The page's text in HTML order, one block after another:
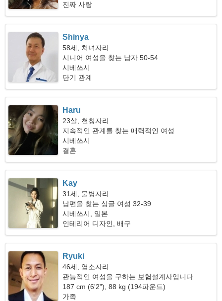
진짜 사랑
Shinya
58세, 처녀자리
시니어 여성을 찾는 남자 50-54
시베쓰시
단기 관계
Haru
23살, 천칭자리
지속적인 관계를 찾는 매력적인 여성
시베쓰시
결혼
Kay
31세, 물병자리
남편을 찾는 싱글 여성 32-39
시베쓰시, 일본
인테리어 디자인, 배구
Ryuki
46세, 염소자리
관능적인 여성을 구하는 보험설계사입니다
187 cm (6'2"), 88 kg (194파운드)
가족